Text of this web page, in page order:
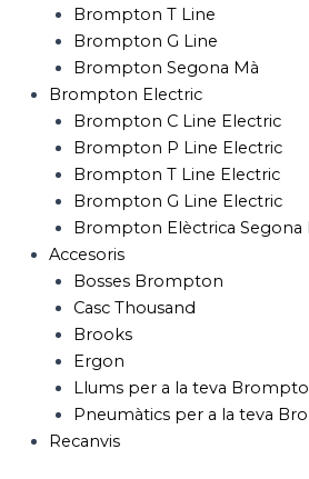
Brompton T Line
Brompton G Line
Brompton Segona Mà
Brompton Electric
Brompton C Line Electric
Brompton P Line Electric
Brompton T Line Electric
Brompton G Line Electric
Brompton Elèctrica Segona
Accesoris
Bosses Brompton
Casc Thousand
Brooks
Ergon
Llums per a la teva
Pneumàtics per a la teva
Recanvis